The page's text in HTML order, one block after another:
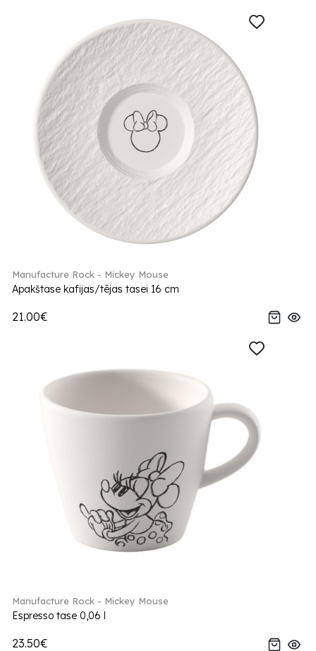
Manufacture Rock - Mickey Mouse
Apakštase kafijas/tējas tasei 16 cm
21.00€
Manufacture Rock - Mickey Mouse
Espresso tase 0,06 l
23.50€